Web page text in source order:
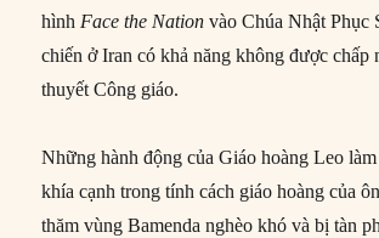
hìnhFace the Nation vào Chúa Nhật Phục
chiến ở Iran có khả năng không được chấp
thuyết Công giáo.
Những hành động của Giáo hoàng Leo
khía cạnh trong tính cách giáo hoàng của
thăm vùng Bamenda nghèo khó và bị tàn